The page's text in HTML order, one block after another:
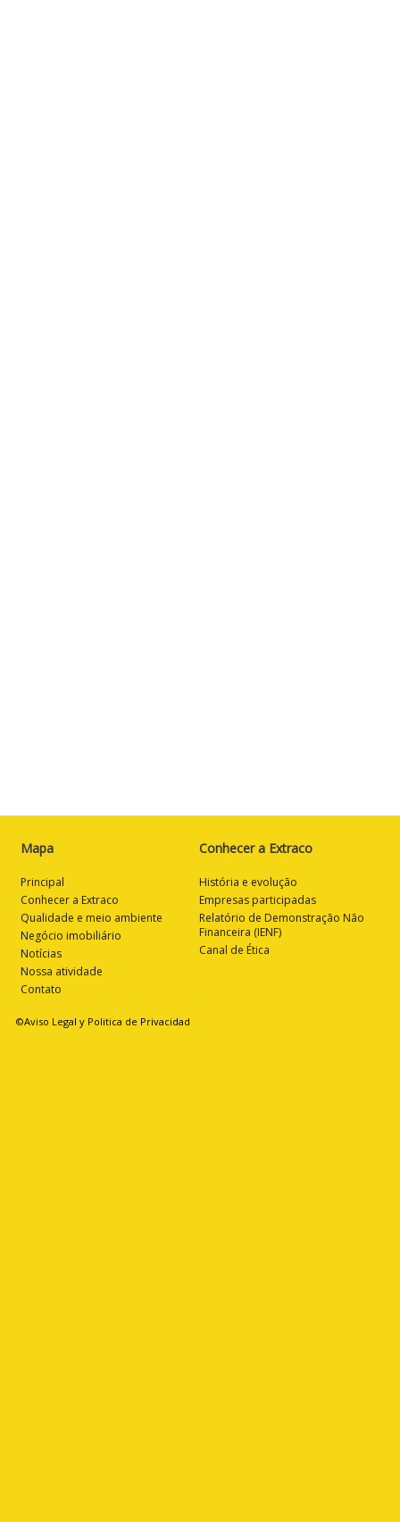
Mapa
Principal
Conhecer a Extraco
Qualidade e meio ambiente
Negócio imobiliário
Notícias
Nossa atividade
Contato
Conhecer a Extraco
História e evolução
Empresas participadas
Relatório de Demonstração Não
Financeira (IENF)
Canal de Ética
©Aviso Legal y Politica de Privacidad